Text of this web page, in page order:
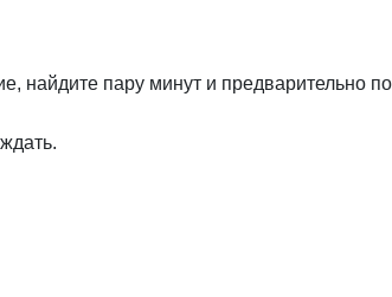
найдите пару минут и предварительно